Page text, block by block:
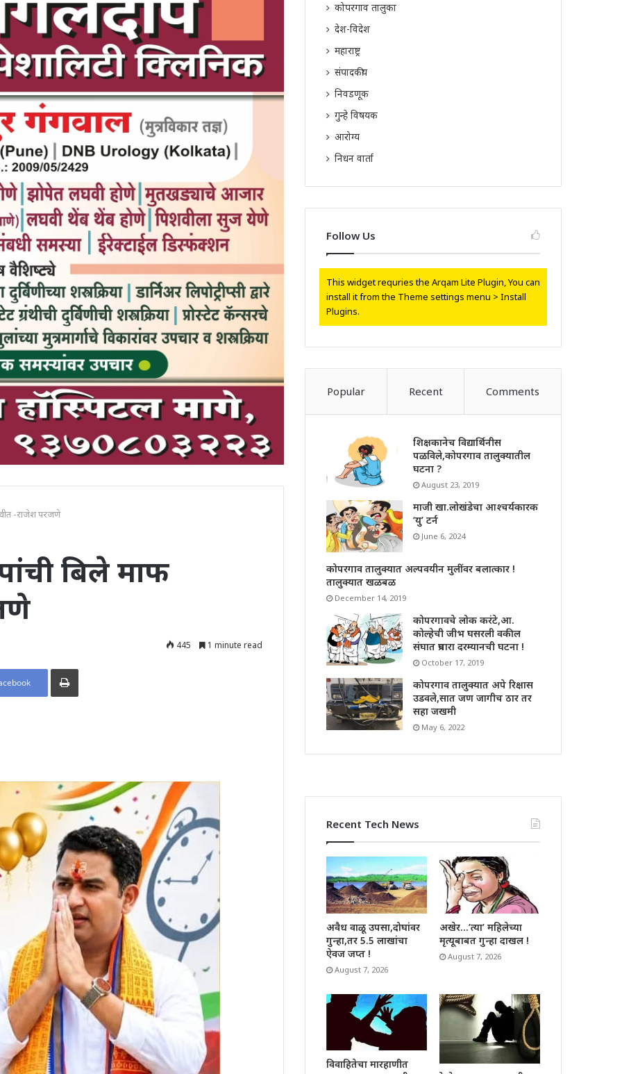
-राजेश परजणे
बिले माफ
445 1 minute read
Print
कोपरगाव तालुका
देश-विदेश
महाराष्ट्र
संपादकीय
निवडणूक
गुन्हे विषयक
आरोग्य
निधन वार्ता
Follow Us
This widget requries the Arqam Lite Plugin, You can
install it from the Theme settings menu > Install
Plugins.
Popular Recent Comments
शिक्षकानेच विद्यार्थिनीस
पळविले,कोपरगाव तालुक्यातील
घटना ?
August 23, 2019
माजी खा.लोखंडेचा आश्चर्यकारक
‘यु’ टर्न
June 6, 2024
कोपरगाव तालुक्यात अल्पवयीन मुलींवर बलात्कार !
तालुक्यात खळबळ
December 14, 2019
कोपरगावचे लोक करंटे,आ.
कोल्हेची जीभ घसरली वकील
संघात प्रचारा दरम्यानची घटना !
October 17, 2019
कोपरगाव तालुक्यात अपे रिक्षास
उडवले,सात जण जागीच ठार तर
सहा जखमी
May 6, 2022
Recent Tech News
अवैध वाळू उपसा,दोघांवर
गुन्हा,तर 5.5 लाखांचा
ऐवज जप्त !
August 7, 2026
अखेर…’त्या’ महिलेच्या
मृत्यूबाबत गुन्हा दाखल !
August 7, 2026
विवाहितेचा मारहाणीत